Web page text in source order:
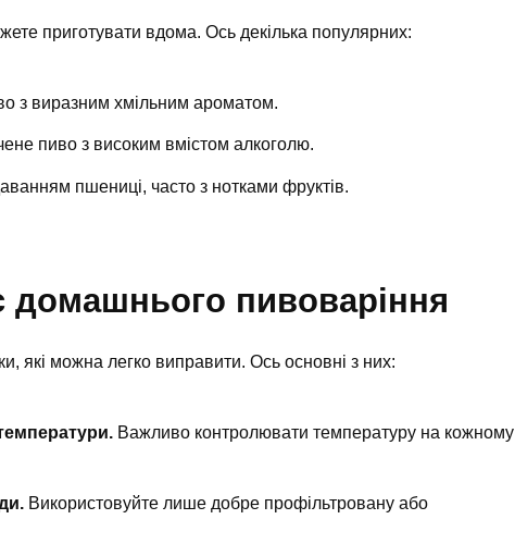
приготувати вдома. Ось декілька популярних:
з виразним хмільним ароматом.
пиво з високим вмістом алкоголю.
пшениці, часто з нотками фруктів.
домашнього пивоваріння
які можна легко виправити. Ось основні з них:
Важливо контролювати температуру на кожному
Використовуйте лише добре профільтровану або